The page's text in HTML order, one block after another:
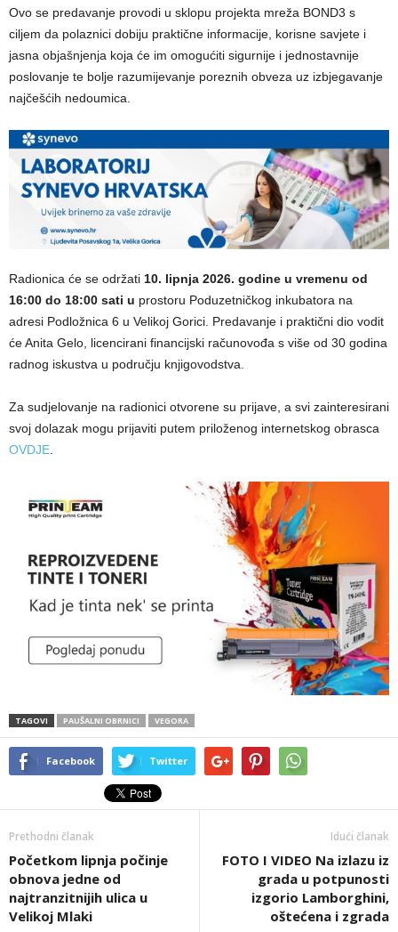
Ovo se predavanje provodi u sklopu projekta mreža BOND3 s
ciljem da polaznici dobiju praktične informacije, korisne savjete i
jasna objašnjenja koja će im omogućiti sigurnije i jednostavnije
poslovanje te bolje razumijevanje poreznih obveza uz izbjegavanje
najčešćih nedoumica.
Radionica će se održati 10. lipnja 2026. godine u vremenu od
16:00 do 18:00 sati u prostoru Poduzetničkog inkubatora na
adresi Podložnica 6 u Velikoj Gorici. Predavanje i praktični dio vodit
će Anita Gelo, licencirani financijski računovođa s više od 30 godina
radnog iskustva u području knjigovodstva.
Za sudjelovanje na radionici otvorene su prijave, a svi zainteresirani
svoj dolazak mogu prijaviti putem priloženog internetskog obrasca
OVDJE
TAGOVI PAUŠALNI OBRNICI VEGORA
Facebook Twitter
Prethodni članak
Početkom lipnja počinje
obnova jedne od
najtranzitnijih ulica u
Velikoj Mlaki
Idući članak
FOTO I VIDEO Na izlazu iz
grada u potpunosti
izgorio Lamborghini,
oštećena i zgrada